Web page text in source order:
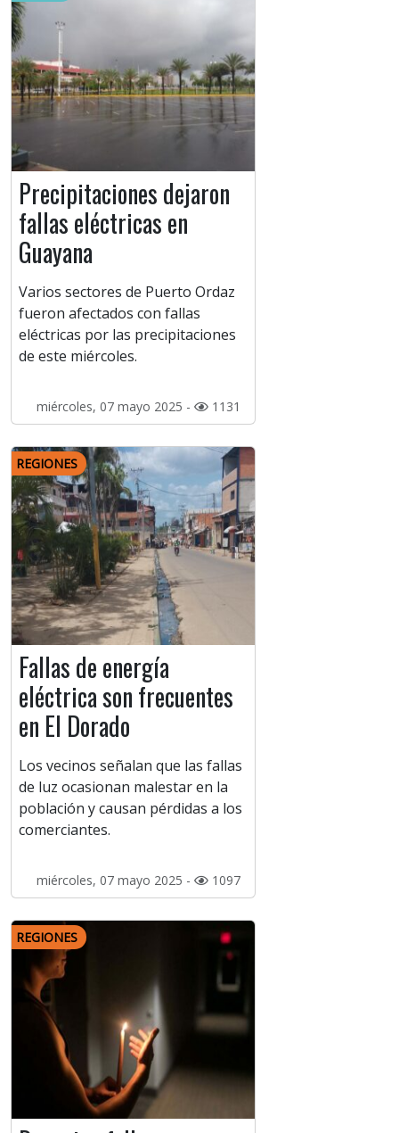
Precipitaciones dejaron
fallas eléctricas en
Guayana
Varios sectores de Puerto Ordaz
fueron afectados con fallas
eléctricas por las precipitaciones
de este miércoles.
miércoles, 07 mayo 2025 - 1131
REGIONES
Fallas de energía
eléctrica son frecuentes
en El Dorado
Los vecinos señalan que las fallas
de luz ocasionan malestar en la
población y causan pérdidas a los
comerciantes.
miércoles, 07 mayo 2025 - 1097
REGIONES